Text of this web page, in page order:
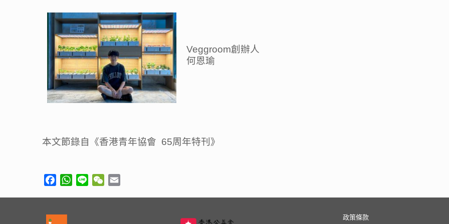
Veggroom創辦人
何恩瑜
本文節錄自《香港青年協會 65周年特刊》
FacebookWhatsApp
Line WeChat
政策條款